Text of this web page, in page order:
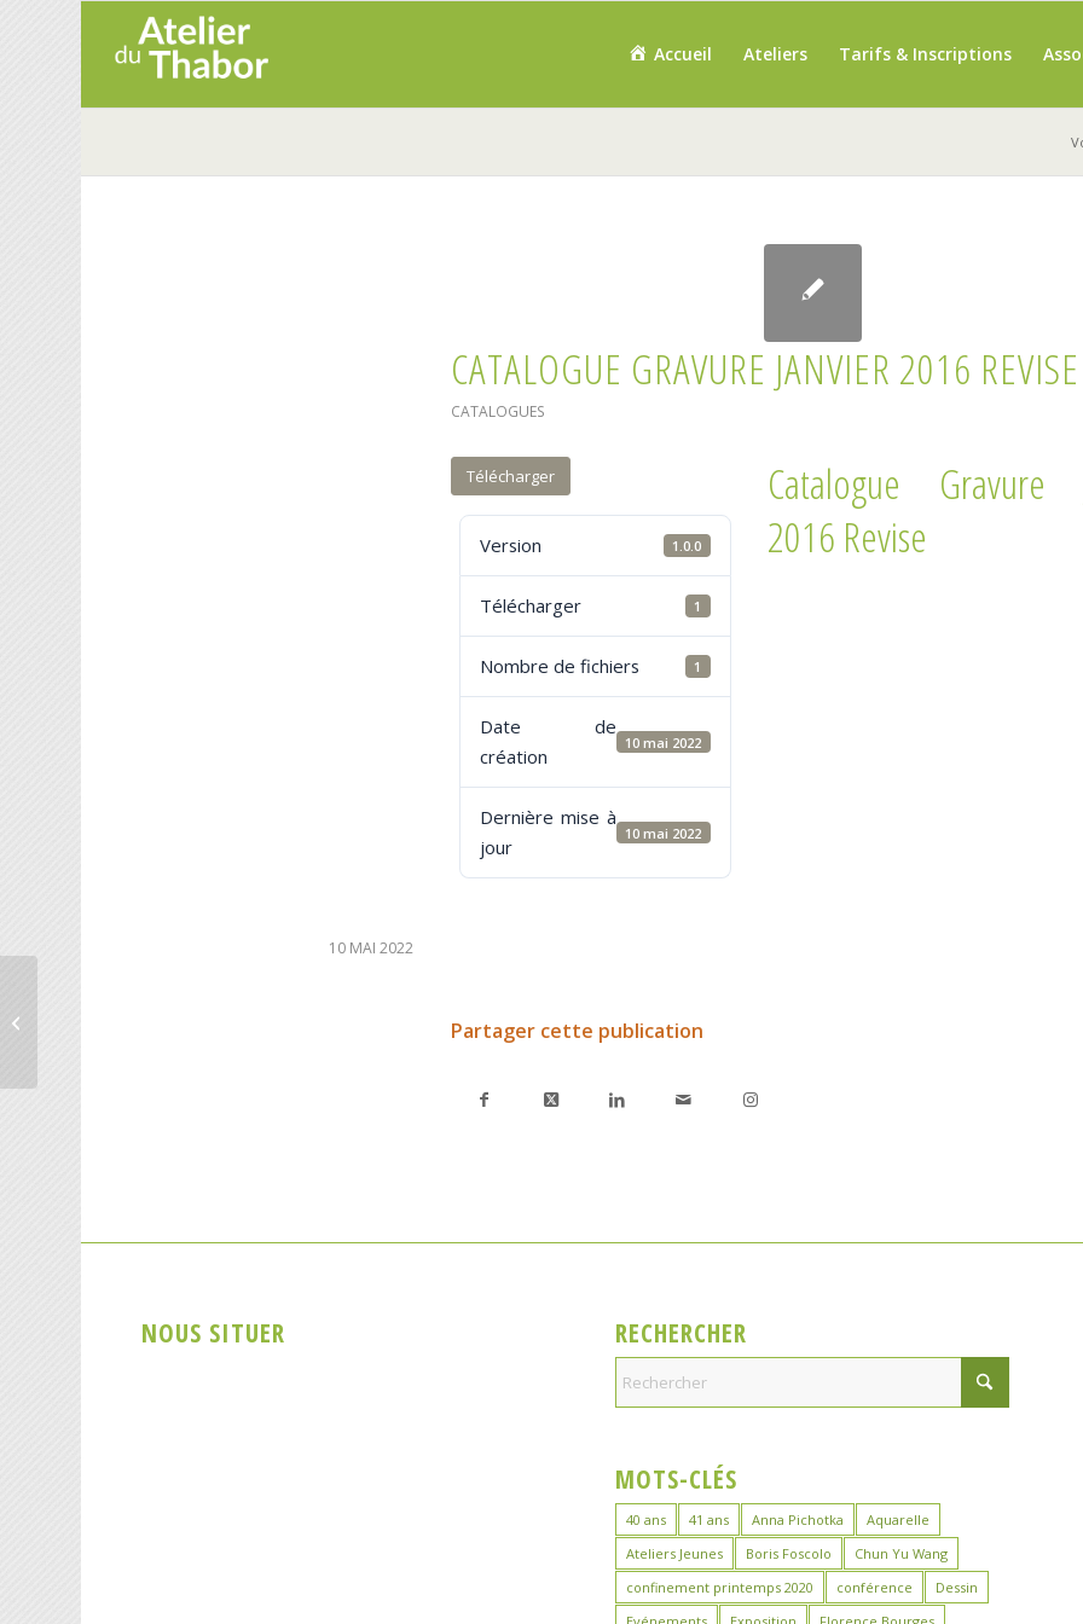
Accueil Ateliers Tarifs & Inscriptions
CATALOGUE GRAVURE JANVIER 2016 REVISE
CATALOGUES
Télécharger
Version 1.0.0
Télécharger 1
Nombre de fichiers 1
Date de
création
10 mai 2022
Dernière mise à
jour
10 mai 2022
Catalogue Gravure
2016 Revise
10 MAI 2022
Partager cette publication
NOUS SITUER RECHERCHER
MOTS-CLÉS
40 ans 41 ans Anna Pichotka
Aquarelle
Ateliers Jeunes
Boris Foscolo
Chun Yu Wang
confinement printemps 2020
conférence
Dessin